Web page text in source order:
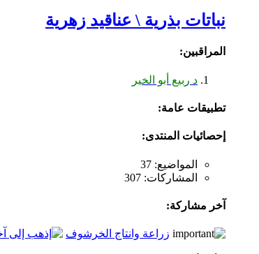
نباتات بذرية \ عناقيد زهرية
المراقبين:
د ربيع أبو الخير
تطبيقات عامة:
إحصائيات المنتدى:
المواضيع: 37
المشاركات: 307
آخر مشاركة:
زراعة وانتاج الخرشوف